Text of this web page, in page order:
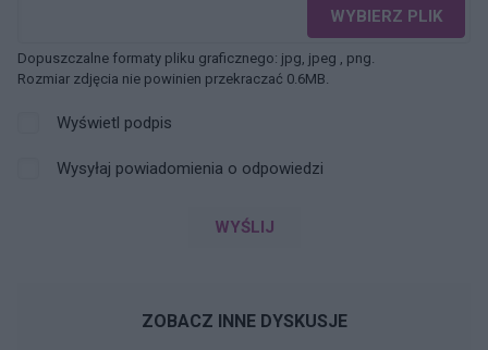
WYBIERZ PLIK
Dopuszczalne formaty pliku graficznego: jpg, jpeg , png.
Rozmiar zdjęcia nie powinien przekraczać 0.6MB.
Wyświetl podpis
Wysyłaj powiadomienia o odpowiedzi
WYŚLIJ
ZOBACZ INNE DYSKUSJE